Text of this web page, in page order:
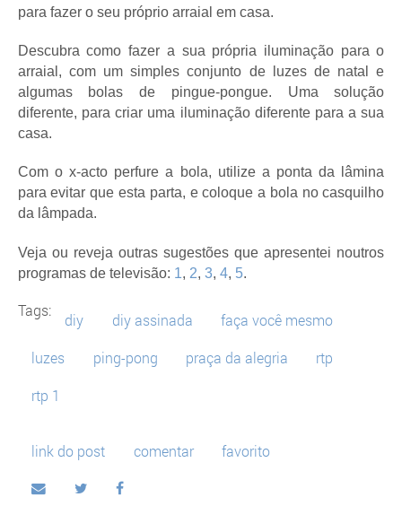
para fazer o seu próprio arraial em casa.
Descubra como fazer a sua própria iluminação para o
arraial, com um simples conjunto de luzes de natal e
algumas bolas de pingue-pongue. Uma solução
diferente, para criar uma iluminação diferente para a sua
casa.
Com o x-acto perfure a bola, utilize a ponta da lâmina
para evitar que esta parta, e coloque a bola no casquilho
da lâmpada.
Veja ou reveja outras sugestões que apresentei noutros
programas de televisão: 1, 2, 3, 4, 5.
Tags:
diy diy assinada faça você mesmo
luzes ping-pong praça da alegria rtp
rtp 1
link do post comentar favorito